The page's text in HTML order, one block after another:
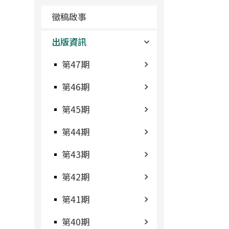
徵稿啟事
出版資訊
第47期
第46期
第45期
第44期
第43期
第42期
第41期
第40期